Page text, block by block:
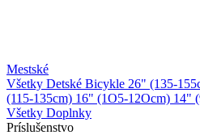
Mestské
Všetky Detské Bicykle 26" (135-
(115-135cm) 16" (1O5-12Ocm) 14"
Všetky Doplnky
Príslušenstvo